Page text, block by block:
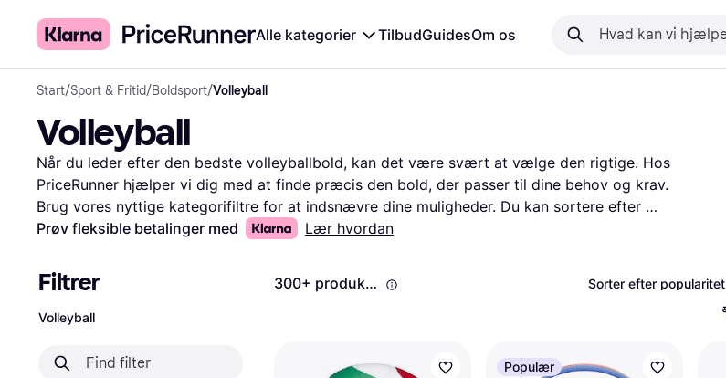
Alle kategorier TilbudGuidesOm os
Start/Sport & Fritid/Boldsport/Volleyball
Volleyball
Når du leder efter den bedste volleyballbold, kan det være svært at vælge den rigtige. Hos
PriceRunner hjælper vi dig med at finde præcis den bold, der passer til dine behov og krav.
Brug vores nyttige kategorifiltre for at indsnævre dine muligheder. Du kan sortere efter
mærke, pris, størrelse og meget mere. Ved at sammenligne produkter og priser får du et
de forskellige bolde. Det gør det nemmere for dig at træffe den rette beslutning og finde en
volleyballbold, der lever op til dine forventninger. Med PriceRunner bliver din søgning både
hurtig og effektiv.
Prøv fleksible betalinger med Lær hvordan
Filtrer
Volleyball
300+ produkter Sorter efter popularitet
Populær